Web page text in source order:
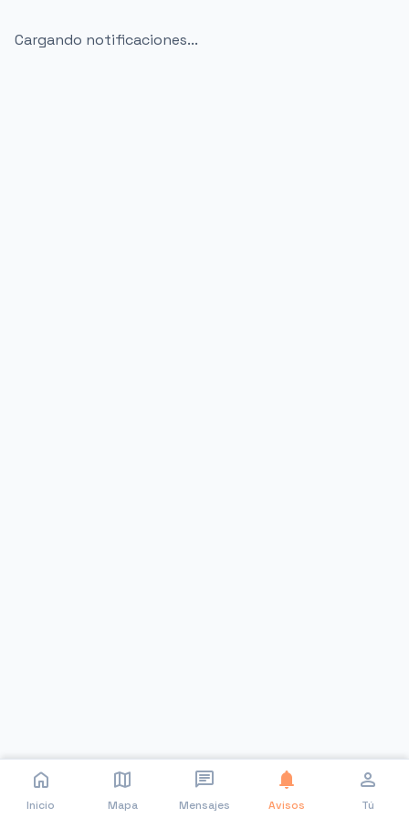
Cargando notificaciones...
home
Inicio
map
Mapa
chat
Mensajes
notifications
Avisos
person
Tú